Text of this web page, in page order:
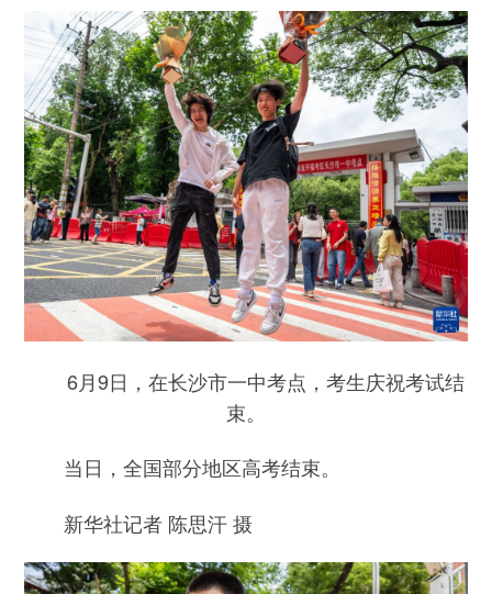
6月9日，在长沙市一中考点，考生庆祝考试结
束。
当日，全国部分地区高考结束。
新华社记者 陈思汗 摄